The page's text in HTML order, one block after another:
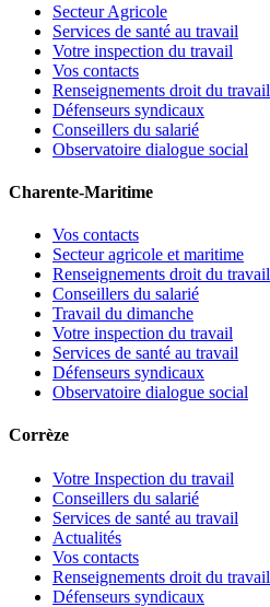
Secteur Agricole
Services de santé au travail
Votre inspection du travail
Vos contacts
Renseignements droit du travail
Défenseurs syndicaux
Conseillers du salarié
Observatoire dialogue social
Charente-Maritime
Vos contacts
Secteur agricole et maritime
Renseignements droit du travail
Conseillers du salarié
Travail du dimanche
Votre inspection du travail
Services de santé au travail
Défenseurs syndicaux
Observatoire dialogue social
Corrèze
Votre Inspection du travail
Conseillers du salarié
Services de santé au travail
Actualités
Vos contacts
Renseignements droit du travail
Défenseurs syndicaux